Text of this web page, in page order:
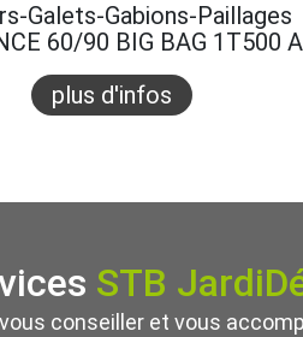
Galets-Gabions-Paillages
60/90 BIG BAG 1T500
plus d'infos
STB
conseiller et vous